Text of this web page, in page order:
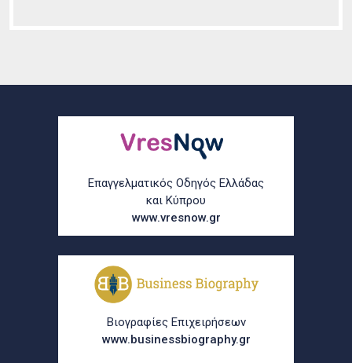
Επαγγελματικός Οδηγός Ελλάδας
και Κύπρου
www.vresnow.gr
Βιογραφίες Επιχειρήσεων
www.businessbiography.gr